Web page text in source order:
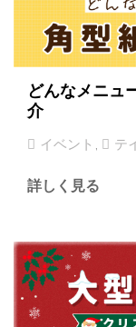
どんなメニュ
介
イベント , テ
詳しく見る